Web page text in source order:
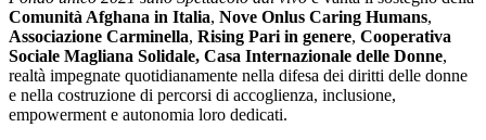
Comunità Afghana in Italia, Nove Onlus Caring Humans,
Associazione Carminella, Rising Pari in genere, Cooperativa
Sociale Magliana Solidale, Casa Internazionale delle Donne,
realtà impegnate quotidianamente nella difesa dei diritti delle donne
e nella costruzione di percorsi di accoglienza, inclusione,
empowerment e autonomia loro dedicati.